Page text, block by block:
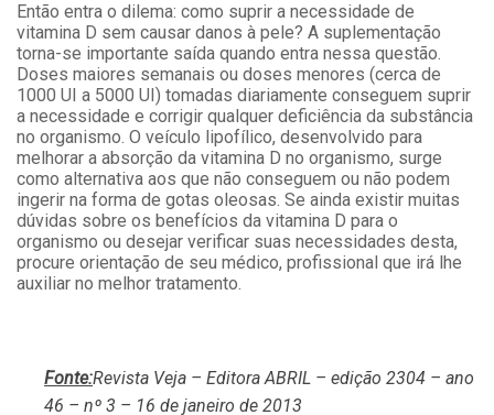
Então entra o dilema: como suprir a necessidade de
vitamina D sem causar danos à pele? A suplementação
torna-se importante saída quando entra nessa questão.
Doses maiores semanais ou doses menores (cerca de
1000 UI a 5000 UI) tomadas diariamente conseguem suprir
a necessidade e corrigir qualquer deficiência da substância
no organismo. O veículo lipofílico, desenvolvido para
melhorar a absorção da vitamina D no organismo, surge
como alternativa aos que não conseguem ou não podem
ingerir na forma de gotas oleosas. Se ainda existir muitas
dúvidas sobre os benefícios da vitamina D para o
organismo ou desejar verificar suas necessidades desta,
procure orientação de seu médico, profissional que irá lhe
auxiliar no melhor tratamento.
Fonte:Revista Veja – Editora ABRIL – edição 2304 – ano
46 – nº 3 – 16 de janeiro de 2013